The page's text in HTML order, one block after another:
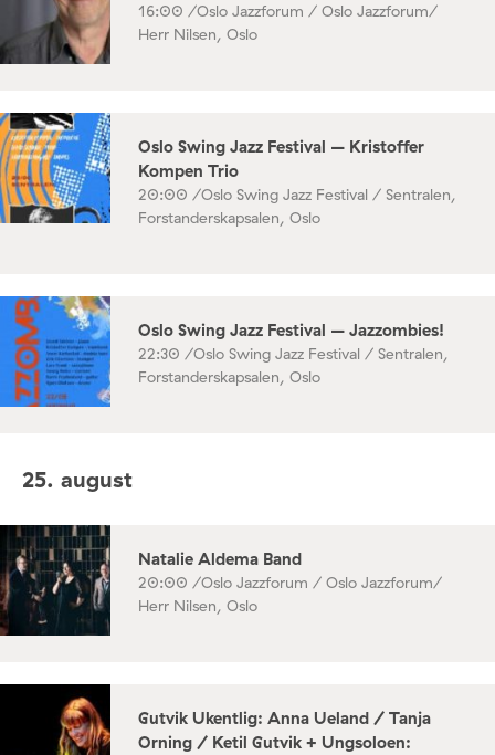
16:00 /Oslo Jazzforum / Oslo Jazzforum/
Herr Nilsen, Oslo
Oslo Swing Jazz Festival – Kristoffer
Kompen Trio
20:00 /Oslo Swing Jazz Festival / Sentralen,
Forstanderskapsalen, Oslo
Oslo Swing Jazz Festival – Jazzombies!
22:30 /Oslo Swing Jazz Festival / Sentralen,
Forstanderskapsalen, Oslo
25. august
Natalie Aldema Band
20:00 /Oslo Jazzforum / Oslo Jazzforum/
Herr Nilsen, Oslo
Gutvik Ukentlig: Anna Ueland / Tanja
Orning / Ketil Gutvik + Ungsoloen: